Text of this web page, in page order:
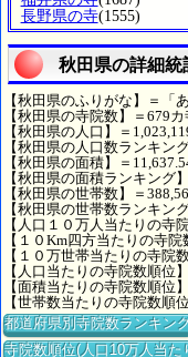
長野県の寺(1555)
秋田県の詳細統
【秋田県のふりがな】＝「
【秋田県の寺院数】＝679カ
【秋田県の人口】＝
【秋田県の人口数ランキン
【秋田県の面積】＝
【秋田県の面積ランキング
【秋田県の世帯数】＝
【秋田県の世帯数ランキン
【人口１０万人当たりの寺
【１０Km四方当たりの寺
【１０万世帯当たりの寺院
【人口当たりの寺院数順位
【面積当たりの寺院数順位
【世帯数当たりの寺院数順
都道府県別寺院数ランキン
寺院数順位(人口10万人当た